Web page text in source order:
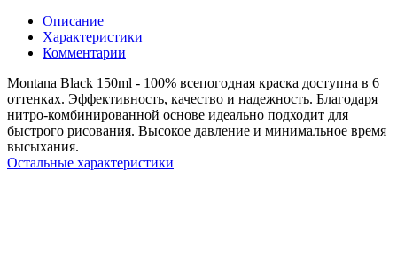
Описание
Характеристики
Комментарии
Montana Black 150ml - 100% всепогодная краска доступна в 6
оттенках. Эффективность, качество и надежность. Благодаря
нитро-комбинированной основе идеально подходит для
быстрого рисования. Высокое давление и минимальное время
высыхания.
Остальные характеристики